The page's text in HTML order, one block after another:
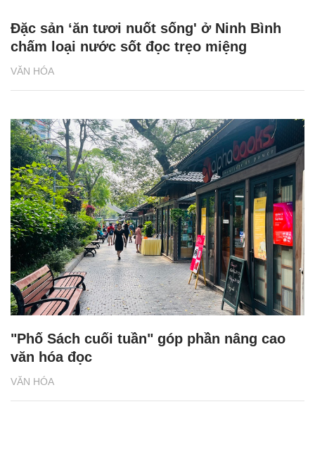
VĂN HÓA
Đặc sản ‘ăn tươi nuốt sống' ở Ninh Bình
chấm loại nước sốt đọc trẹo miệng
VĂN HÓA
"Phố Sách cuối tuần" góp phần nâng cao
văn hóa đọc